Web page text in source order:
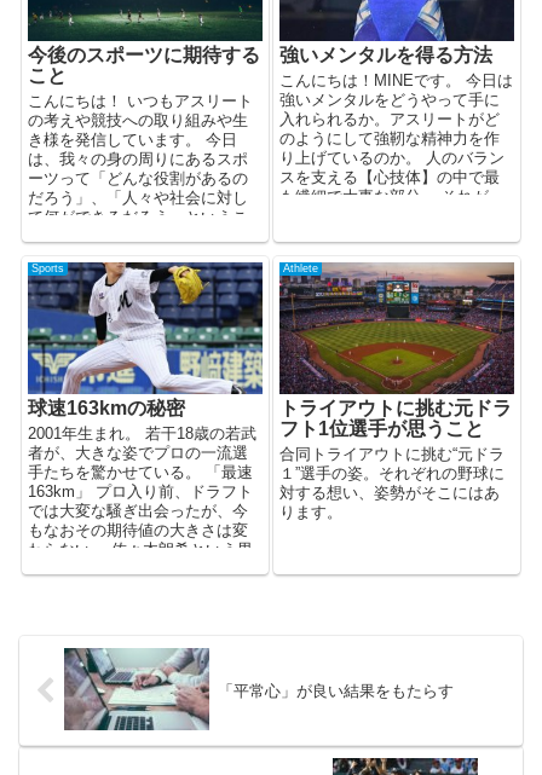
今後のスポーツに期待する
こと
こんにちは！ いつもアスリート
の考えや競技への取り組みや生
き様を発信しています。 今日
は、我々の身の周りにあるスポ
ーツって「どんな役割があるの
だろう」、「人々や社会に対し
て何ができるだろう」というこ
強いメンタルを得る方法
こんにちは！MINEです。 今日は
強いメンタルをどうやって手に
入れられるか。アスリートがど
のようにして強靭な精神力を作
り上げているのか。 人のバラン
スを支える【心技体】の中で最
も繊細で大事な部分。 それが
Sports
球速163kmの秘密
2001年生まれ。 若干18歳の若武
者が、大きな姿でプロの一流選
手たちを驚かせている。 「最速
163km」 プロ入り前、ドラフト
では大変な騒ぎ出会ったが、今
もなおその期待値の大きさは変
わらない。 佐々木朗希という男
Athlete
トライアウトに挑む元ドラ
フト1位選手が思うこと
合同トライアウトに挑む“元ドラ
１”選手の姿。それぞれの野球に
対する想い、姿勢がそこにはあ
ります。
「平常心」が良い結果をもたらす